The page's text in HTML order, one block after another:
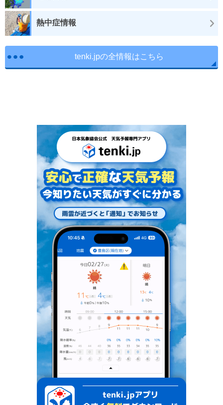
熱中症情報
tenki.jpの全情報はこちら